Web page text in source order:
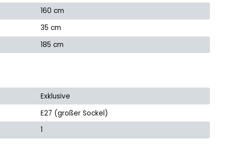
160 cm
35 cm
185 cm
Exklusive
E27 (großer Sockel)
1